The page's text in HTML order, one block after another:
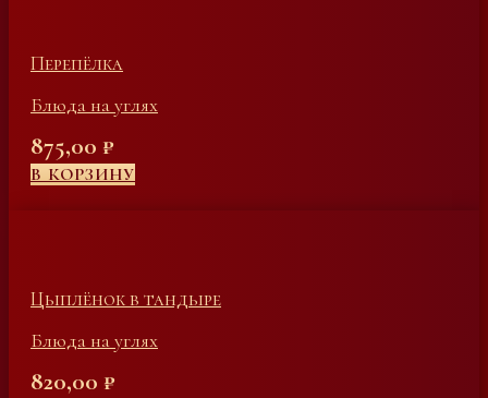
Перепёлка
Блюда на углях
875,00 ₽
В КОРЗИНУ
Цыплёнок в тандыре
Блюда на углях
820,00 ₽